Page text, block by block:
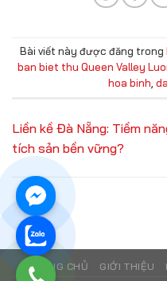
Bài viết này được đăng trong
ban biet thu Queen Valley
hoa binh
Liền kề Đà Nẵng: Tiềm
tích sản bền vững?
TRANG CHỦ GIỚI THIỆU